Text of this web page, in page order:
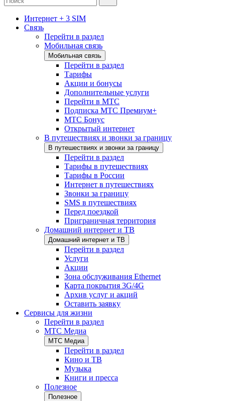
Интернет + 3 SIM
Связь
Перейти в раздел
Мобильная связь
Мобильная связь
Перейти в раздел
Тарифы
Акции и бонусы
Дополнительные услуги
Перейти в МТС
Подписка МТС Премиум+
МТС Бонус
Открытый интернет
В путешествиях и звонки за границу
В путешествиях и звонки за границу
Перейти в раздел
Тарифы в путешествиях
Тарифы в России
Интернет в путешествиях
Звонки за границу
SMS в путешествиях
Перед поездкой
Приграничная территория
Домашний интернет и ТВ
Домашний интернет и ТВ
Перейти в раздел
Услуги
Акции
Зона обслуживания Ethernet
Карта покрытия 3G/4G
Архив услуг и акций
Оставить заявку
Сервисы для жизни
Перейти в раздел
МТС Медиа
МТС Медиа
Перейти в раздел
Кино и ТВ
Музыка
Книги и пресса
Полезное
Полезное